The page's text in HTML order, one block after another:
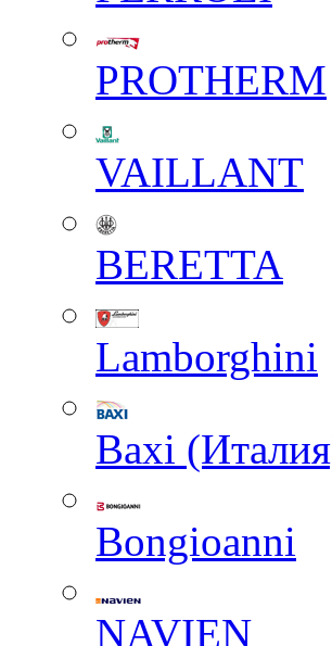
PROTHERM
VAILLANT
BERETTA
Lamborghini
Baxi
Вongioanni
NAVIEN